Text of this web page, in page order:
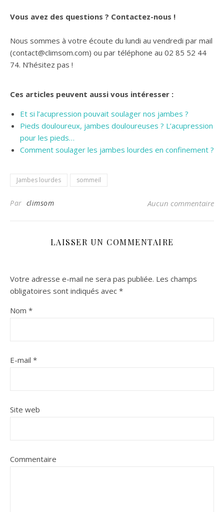
Vous avez des questions ? Contactez-nous !
Nous sommes à votre écoute du lundi au vendredi par mail
(contact@climsom.com) ou par téléphone au 02 85 52 44
74. N’hésitez pas !
Ces articles peuvent aussi vous intéresser :
Et si l’acupression pouvait soulager nos jambes ?
Pieds douloureux, jambes douloureuses ? L’acupression
pour les pieds…
Comment soulager les jambes lourdes en confinement ?
Jambes lourdes sommeil
Par climsom Aucun commentaire
LAISSER UN COMMENTAIRE
Votre adresse e-mail ne sera pas publiée. Les champs
obligatoires sont indiqués avec *
Nom *
E-mail *
Site web
Commentaire